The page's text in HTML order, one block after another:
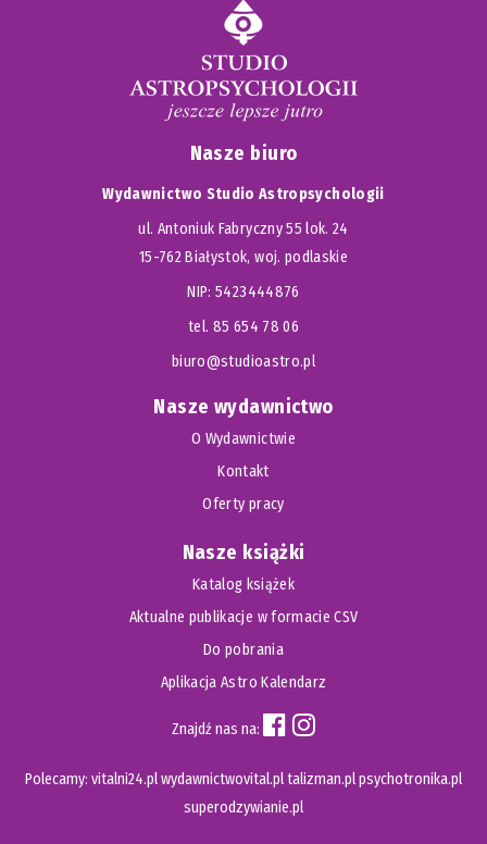
Nasze biuro
Wydawnictwo Studio Astropsychologii
ul. Antoniuk Fabryczny 55 lok. 24
15-762 Białystok, woj. podlaskie
NIP: 5423444876
tel. 85 654 78 06
biuro@studioastro.pl
Nasze wydawnictwo
O Wydawnictwie
Kontakt
Oferty pracy
Nasze książki
Katalog książek
Aktualne publikacje w formacie CSV
Do pobrania
Aplikacja Astro Kalendarz
Znajdź nas na:
Polecamy: vitalni24.plwydawnictwovital.pltalizman.plpsychotronika.pl
superodzywianie.pl